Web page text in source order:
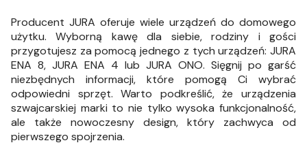
Producent JURA oferuje wiele urządzeń do domowego
użytku. Wyborną kawę dla siebie, rodziny i gości
przygotujesz za pomocą jednego z tych urządzeń: JURA
ENA 8, JURA ENA 4 lub JURA ONO. Sięgnij po garść
niezbędnych informacji, które pomogą Ci wybrać
odpowiedni sprzęt. Warto podkreślić, że urządzenia
szwajcarskiej marki to nie tylko wysoka funkcjonalność,
ale także nowoczesny design, który zachwyca od
pierwszego spojrzenia.